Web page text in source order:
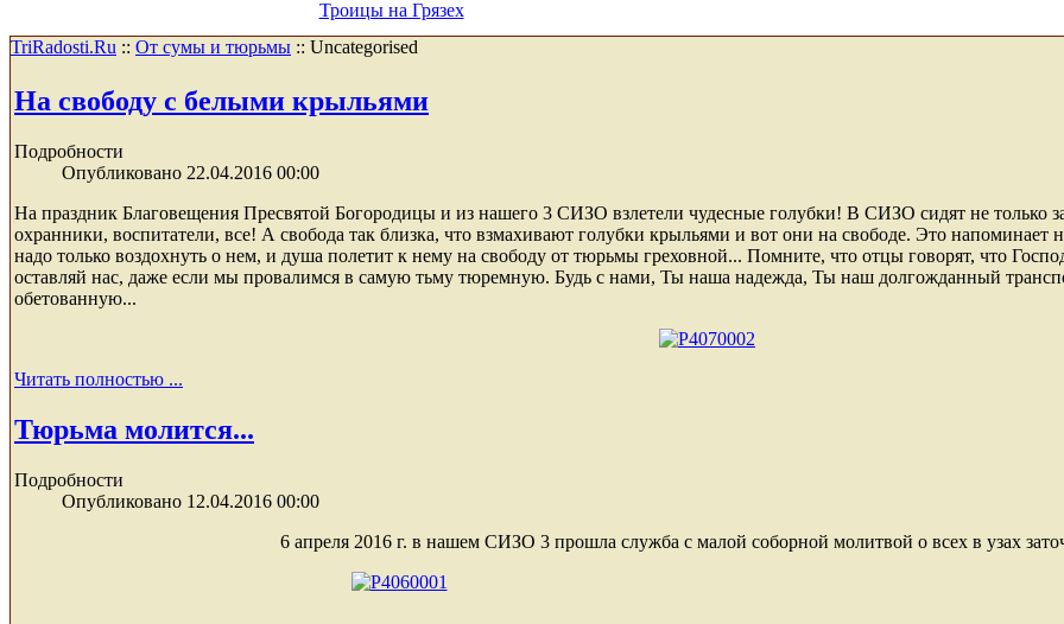
TriRadosti.Ru :: От сумы и тюрьмы :: Uncategorised
На свободу с белыми крыльями
Подробности
Опубликовано 22.04.2016 00:00
На праздник Благовещения Пресвятой Богородицы и из нашего 3 СИЗО взлетели чудесные голубки! В СИЗО сидят не только
охранники, воспитатели, все! А свобода так близка, что взмахивают голубки крыльями и вот они на свободе. Это напоминает
надо только воздохнуть о нем, и душа полетит к нему на свободу от тюрьмы греховной... Помните, что отцы говорят, что
оставляй нас, даже если мы провалимся в самую тьму тюремную. Будь с нами, Ты наша надежда, Ты наш долгожданный
обетованную...
Читать полностью ...
Тюрьма молится...
Подробности
Опубликовано 12.04.2016 00:00
6 апреля 2016 г. в нашем СИЗО 3 прошла служба с малой соборной молитвой о всех в узах